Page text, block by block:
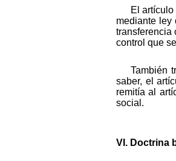
El
mediante ley
transferencia
control que
También
saber, el
remitía al
social.
VI. Doctrina